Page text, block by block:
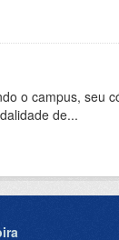
o campus, seu
de...